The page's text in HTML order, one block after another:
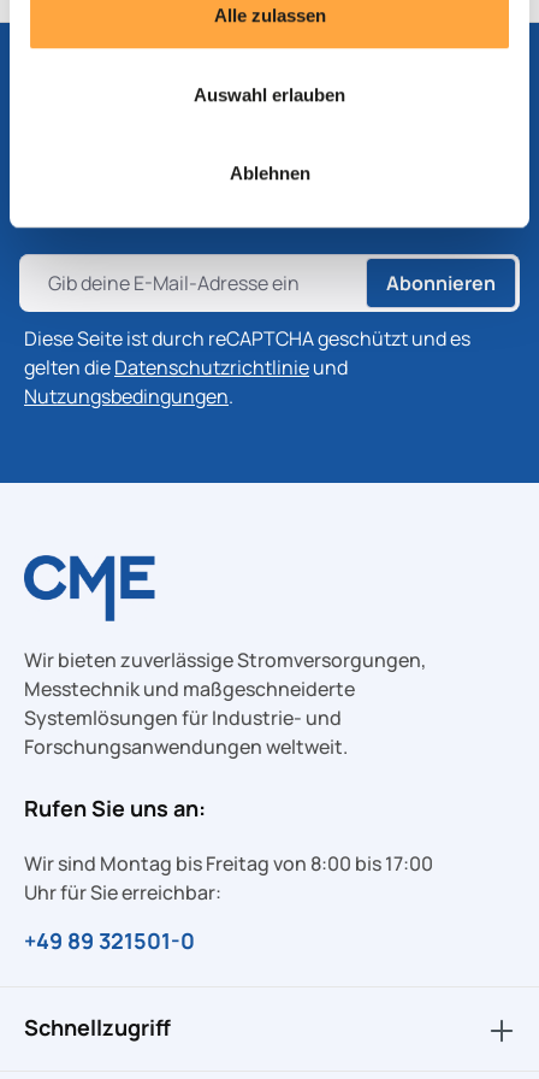
Alle zulassen
Auswahl erlauben
Ablehnen
Abonnieren Sie unseren Newsletter
Informationen zu Produkten, Technologien und
Abonnieren
Diese Seite ist durch reCAPTCHA geschützt und es
gelten dieDatenschutzrichtlinieund
Nutzungsbedingungen.
Wir bieten zuverlässige Stromversorgungen,
Messtechnik und maßgeschneiderte
Systemlösungen für Industrie- und
Forschungsanwendungen weltweit.
Rufen Sie uns an:
Wir sind Montag bis Freitag von 8:00 bis 17:00
Uhr für Sie erreichbar:
+49 89 321501-0
Schnellzugriff